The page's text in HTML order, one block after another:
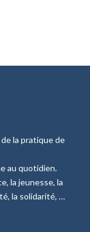
la pratique de
au quotidien.
la jeunesse, la
la solidarité, …